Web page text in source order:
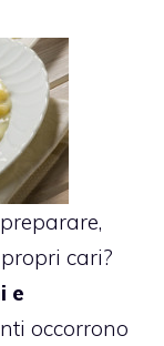
cari?
e
occorrono